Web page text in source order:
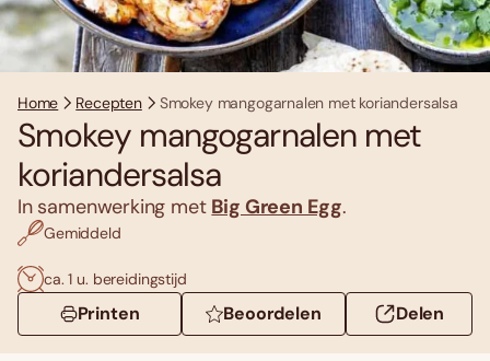
Home Recepten Smokey mangogarnalen met koriandersalsa
Smokey mangogarnalen met
koriandersalsa
In samenwerking met Big Green Egg.
Gemiddeld
ca. 1 u. bereidingstijd
Printen Beoordelen Delen